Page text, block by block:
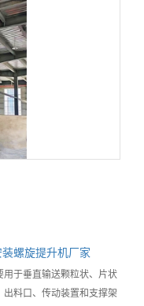
装螺旋提升机厂家
于垂直输送颗粒状、片状
料口、传动装置和支撑架